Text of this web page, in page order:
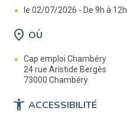
le 02/07/2026 - De 9h à 12h
location_on OÙ
Cap emploi Chambéry
24 rue Aristide Bergès
73000 Chambéry
accessibility_new ACCESSIBILITÉ